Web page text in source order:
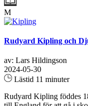
M
Rudyard Kipling och
av: Lars Hildingson
2024-05-30
Lästid 11 minuter
Rudyard Kipling föddes